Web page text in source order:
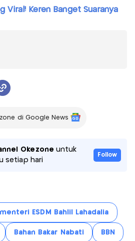
Viral! Keren Banget Suaranya
di Google News
Okezone untuk
setiap hari
Follow
menteri ESDM Bahlil Lahadalia
Bahan Bakar Nabati BBN